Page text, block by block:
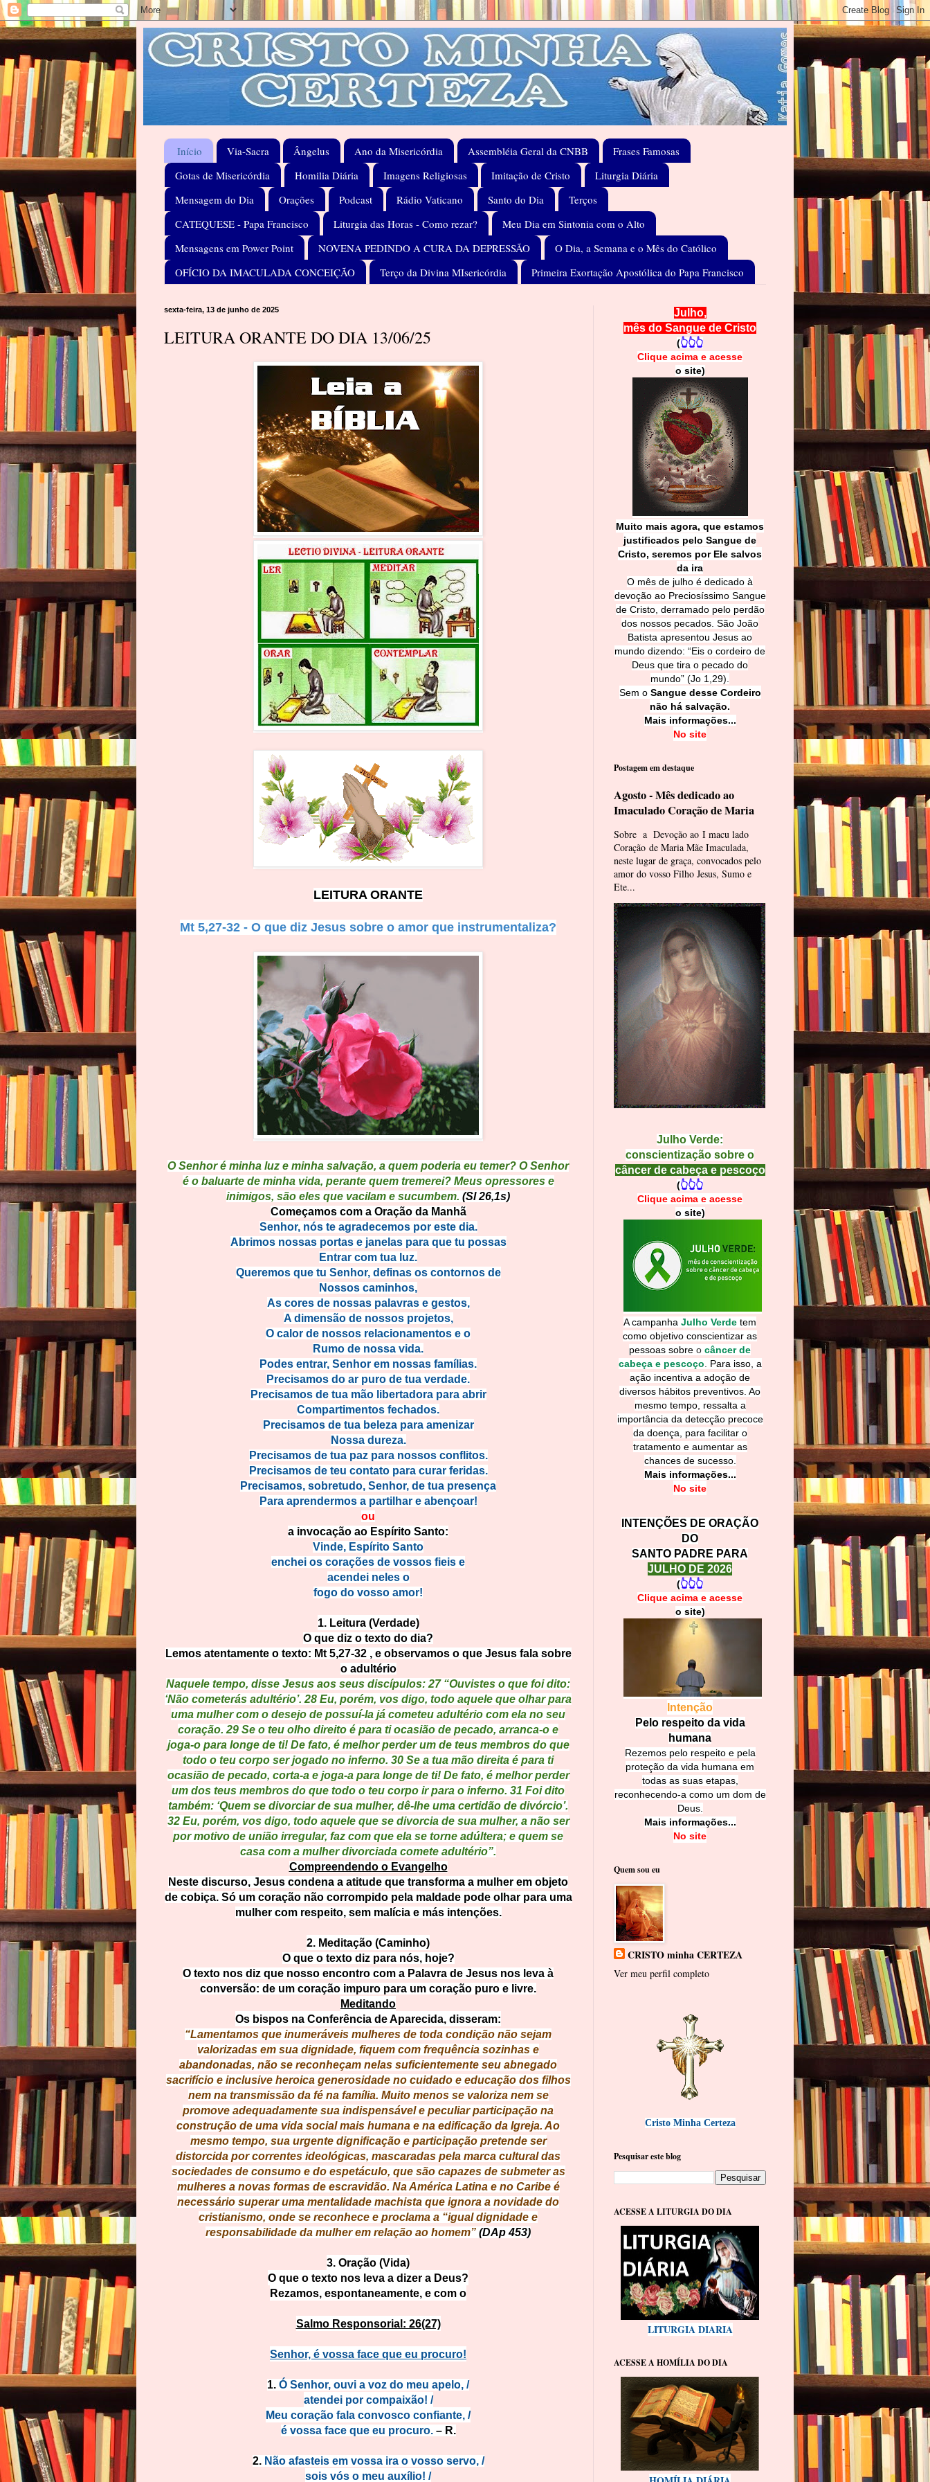
Início Via-Sacra Ângelus Ano da Misericórdia Assembléia Geral da CNBB
Frases Famosas
Gotas de Misericórdia
Homilia Diária Imagens Religiosas Imitação de Cristo
Liturgia Diária
Mensagem do Dia
Orações Podcast Rádio Vaticano Santo do Dia
Terços
CATEQUESE - Papa Francisco
Liturgia das Horas - Como rezar?
Meu Dia em Sintonia com o Alto
Mensagens em Power Point
NOVENA PEDINDO A CURA DA DEPRESSÃO
O Dia, a Semana e o Mês do Católico
OFÍCIO DA IMACULADA CONCEIÇÃO
Terço da Divina MIsericórdia Primeira Exortação Apostólica do Papa Francisco
sexta-feira, 13 de junho de 2025
LEITURA ORANTE DO DIA 13/06/25
LEITURA ORANTE
Mt 5,27-32 - O que diz Jesus sobre o amor que instrumentaliza?
O Senhor é minha luz e minha salvação, a quem poderia eu temer? O Senhor
é o baluarte de minha vida, perante quem tremerei? Meus opressores e
inimigos, são eles que vacilam e sucumbem. (Sl 26,1s)
Começamos com a Oração da Manhã
Senhor, nós te agradecemos por este dia.
Abrimos nossas portas e janelas para que tu possas
Entrar com tua luz.
Queremos que tu Senhor, definas os contornos de
Nossos caminhos,
As cores de nossas palavras e gestos,
A dimensão de nossos projetos,
O calor de nossos relacionamentos e o
Rumo de nossa vida.
Podes entrar, Senhor em nossas famílias.
Precisamos do ar puro de tua verdade.
Precisamos de tua mão libertadora para abrir
Compartimentos fechados.
Precisamos de tua beleza para amenizar
Nossa dureza.
Precisamos de tua paz para nossos conflitos.
Precisamos de teu contato para curar feridas.
Precisamos, sobretudo, Senhor, de tua presença
Para aprendermos a partilhar e abençoar!
ou
a invocação ao Espírito Santo:
Vinde, Espírito Santo
enchei os corações de vossos fieis e
acendei neles o
fogo do vosso amor!
1. Leitura (Verdade)
O que diz o texto do dia?
Lemos atentamente o texto: Mt 5,27-32 , e observamos o que Jesus fala sobre
o adultério
Naquele tempo, disse Jesus aos seus discípulos: 27 “Ouvistes o que foi dito:
‘Não cometerás adultério’. 28 Eu, porém, vos digo, todo aquele que olhar para
uma mulher com o desejo de possuí-la já cometeu adultério com ela no seu
coração. 29 Se o teu olho direito é para ti ocasião de pecado, arranca-o e
joga-o para longe de ti! De fato, é melhor perder um de teus membros do que
todo o teu corpo ser jogado no inferno. 30 Se a tua mão direita é para ti
ocasião de pecado, corta-a e joga-a para longe de ti! De fato, é melhor perder
um dos teus membros do que todo o teu corpo ir para o inferno. 31 Foi dito
também: ‘Quem se divorciar de sua mulher, dê-lhe uma certidão de divórcio’.
32 Eu, porém, vos digo, todo aquele que se divorcia de sua mulher, a não ser
por motivo de união irregular, faz com que ela se torne adúltera; e quem se
casa com a mulher divorciada comete adultério”.
Compreendendo o Evangelho
Neste discurso, Jesus condena a atitude que transforma a mulher em objeto
de cobiça. Só um coração não corrompido pela maldade pode olhar para uma
mulher com respeito, sem malícia e más intenções.
2. Meditação (Caminho)
O que o texto diz para nós, hoje?
O texto nos diz que nosso encontro com a Palavra de Jesus nos leva à
conversão: de um coração impuro para um coração puro e livre.
Meditando
Os bispos na Conferência de Aparecida, disseram:
“Lamentamos que inumeráveis mulheres de toda condição não sejam
valorizadas em sua dignidade, fiquem com frequência sozinhas e
abandonadas, não se reconheçam nelas suficientemente seu abnegado
sacrifício e inclusive heroica generosidade no cuidado e educação dos filhos
nem na transmissão da fé na família. Muito menos se valoriza nem se
promove adequadamente sua indispensável e peculiar participação na
construção de uma vida social mais humana e na edificação da Igreja. Ao
mesmo tempo, sua urgente dignificação e participação pretende ser
distorcida por correntes ideológicas, mascaradas pela marca cultural das
sociedades de consumo e do espetáculo, que são capazes de submeter as
mulheres a novas formas de escravidão. Na América Latina e no Caribe é
necessário superar uma mentalidade machista que ignora a novidade do
cristianismo, onde se reconhece e proclama a “igual dignidade e
responsabilidade da mulher em relação ao homem” (DAp 453)
3. Oração (Vida)
O que o texto nos leva a dizer a Deus?
Rezamos, espontaneamente, e com o
Salmo Responsorial: 26(27)
Senhor, é vossa face que eu procuro!
1. Ó Senhor, ouvi a voz do meu apelo, /
atendei por compaixão! /
Meu coração fala convosco confiante, /
é vossa face que eu procuro. – R.
2. Não afasteis em vossa ira o vosso servo, /
sois vós o meu auxílio! /
Julho,
mês do Sangue de Cristo
(👆👆👆
Clique acima e acesse
o site)
Muito mais agora, que estamos
justificados pelo Sangue de
Cristo, seremos por Ele salvos
da ira
O mês de julho é dedicado à
devoção ao Preciosíssimo Sangue
de Cristo, derramado pelo perdão
dos nossos pecados. São João
Batista apresentou Jesus ao
mundo dizendo: “Eis o cordeiro de
Deus que tira o pecado do
mundo” (Jo 1,29).
Sem o Sangue desse Cordeiro
não há salvação.
Mais informações...
No site
Postagem em destaque
Agosto - Mês dedicado ao
Imaculado Coração de Maria
Sobre a Devoção ao I macu lado
Coração de Maria Mãe Imaculada,
neste lugar de graça, convocados pelo
amor do vosso Filho Jesus, Sumo e
Ete...
Julho Verde:
conscientização sobre o
câncer de cabeça e pescoço
(👆👆👆
Clique acima e acesse
o site)
A campanha Julho Verde tem
como objetivo conscientizar as
pessoas sobre o câncer de
cabeça e pescoço
Para isso, a
ação incentiva a adoção de
diversos hábitos preventivos. Ao
mesmo tempo, ressalta a
importância da detecção precoce
da doença, para facilitar o
tratamento e aumentar as
chances de sucesso.
Mais informações...
No site
INTENÇÕES DE ORAÇÃO
DO
SANTO PADRE PARA
JULHO DE 2026
(👆👆👆
Clique acima e acesse
o site)
Intenção
Pelo respeito da vida
humana
Rezemos pelo respeito e pela
proteção da vida humana em
todas as suas etapas,
reconhecendo-a como um dom de
Deus.
Mais informações...
No site
Quem sou eu
CRISTO minha CERTEZA
Ver meu perfil completo
Cristo Minha Certeza
Pesquisar este blog
ACESSE A LITURGIA DO DIA
LITURGIA DIARIA
ACESSE A HOMÍLIA DO DIA